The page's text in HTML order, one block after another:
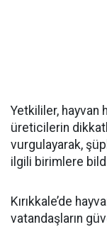
Yetkililer, hayvan
üreticilerin dikkatli
vurgulayarak,
ilgili birimlere
Kırıkkale’de
vatandaşların